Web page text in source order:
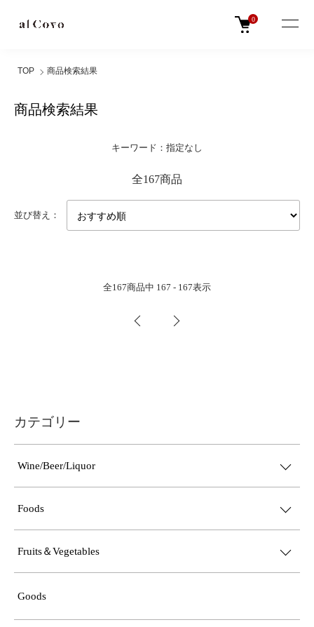
0
TOP 商品検索結果
商品検索結果
キーワード：指定なし
全167商品
並び替え：
全167商品中 167 - 167表示
カテゴリー
Wine/Beer/Liquor
Foods
Fruits＆Vegetables
Goods